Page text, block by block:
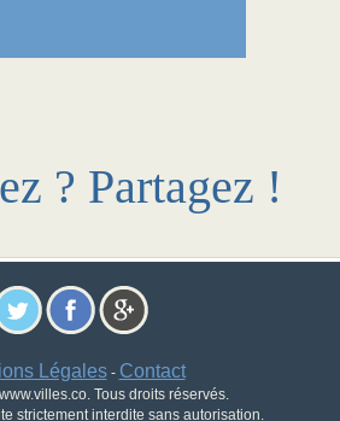
? Partagez !
Légales- Contact
Tous droits réservés.
strictement interdite sans autorisation.